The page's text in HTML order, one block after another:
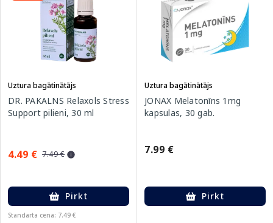
Uztura bagātinātājs
DR. PAKALNS Relaxols Stress
Support pilieni, 30 ml
4.49 € 7.49 €
Pirkt
Standarta cena: 7.49 €
Uztura bagātinātājs
JONAX Melatonīns 1mg
kapsulas, 30 gab.
7.99 €
Pirkt